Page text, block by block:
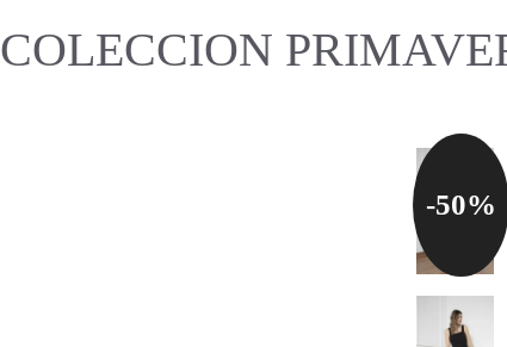
COLECCION
-50%